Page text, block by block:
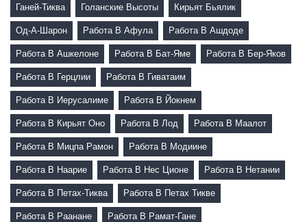
Ганей-Тиква Голанские Высоты Кирьят Бьялик
Од-А-Шарон Работа В Афула Работа В Ашдоде
Работа В Ашкелоне Работа В Бат-Яме Работа В Бер-Яков
Работа В Герцлии Работа В Гиватаим
Работа В Иерусалиме Работа В Йокнем
Работа В Кирьят Оно Работа В Лод Работа В Маалот
Работа В Мицпа Рамон Работа В Модиине
Работа В Наарие Работа В Нес Ционе Работа В Нетании
Работа В Петах-Тиква Работа В Петах Тикве
Работа В Раанане Работа В Рамат-Гане